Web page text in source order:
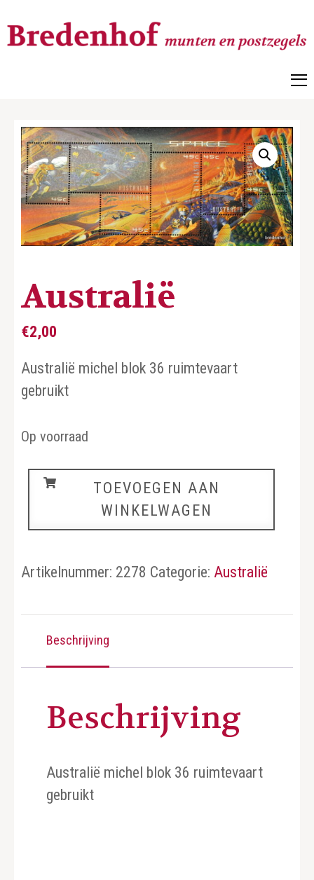
Australië
€2,00
Australië michel blok 36 ruimtevaart
gebruikt
Op voorraad
Australië
TOEVOEGEN AAN
WINKELWAGEN
Artikelnummer: 2278 Categorie: Australië
Beschrijving
Beschrijving
Australië michel blok 36 ruimtevaart
gebruikt